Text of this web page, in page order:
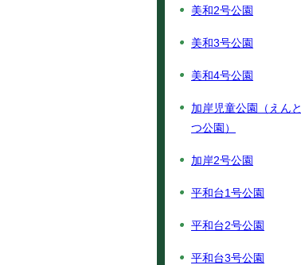
美和2号公園
美和3号公園
美和4号公園
加岸児童公園（えんと
つ公園）
加岸2号公園
平和台1号公園
平和台2号公園
平和台3号公園